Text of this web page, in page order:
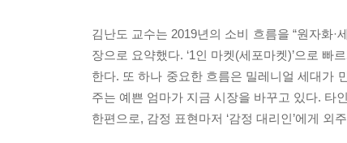
김난도 교수는 2019년의 소비 흐름을 “원자화
장으로 요약했다. ‘1인 마켓(세포마켓)’으로 빠
한다. 또 하나 중요한 흐름은 밀레니얼 세대가
주는 예쁜 엄마가 지금 시장을 바꾸고 있다. 타
한편으로, 감정 표현마저 ‘감정 대리인’에게